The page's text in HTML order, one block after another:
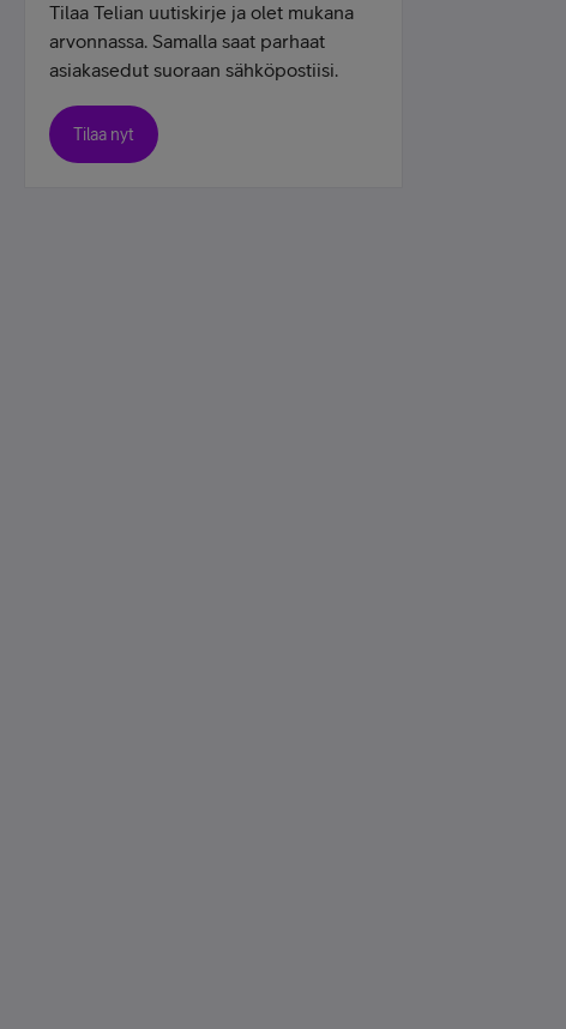
Tilaa Telian uutiskirje ja olet mukana
arvonnassa. Samalla saat parhaat
asiakasedut suoraan sähköpostiisi.
Tilaa nyt